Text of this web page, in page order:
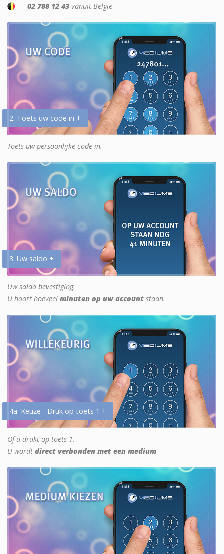
02 788 12 43 vanuit België
2. Toets uw code in +
Toets uw persoonlijke code in.
3. Uw saldo +
Uw saldo bevestiging.
U hoort hoeveel minuten op uw account staan.
4a. Keuze - Druk op toets 1 +
Of u drukt op toets 1.
U wordt direct verbonden met een medium